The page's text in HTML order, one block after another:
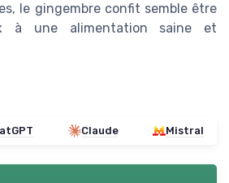
le gingembre confit semble être
à une alimentation saine et
Claude Mistral